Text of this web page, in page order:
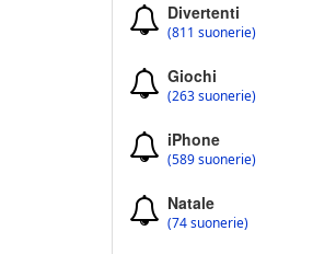
Divertenti
(811 suonerie)
Giochi
(263 suonerie)
iPhone
(589 suonerie)
Natale
(74 suonerie)